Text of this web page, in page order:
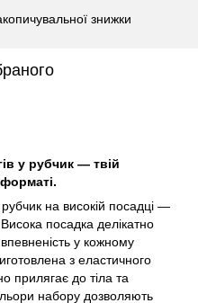
знижки
у рубчик — твій
рубчик на високій посадці —
посадка делікатно
у кожному
з еластичного
прилягає до тіла та
набору дозволяють